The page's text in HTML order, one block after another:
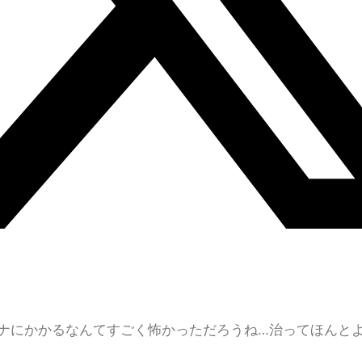
にかかるなんてすごく怖かっただろうね…治ってほんと